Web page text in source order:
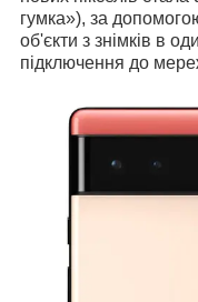
гумка»), за
об'єкти з знімків в
підключення до